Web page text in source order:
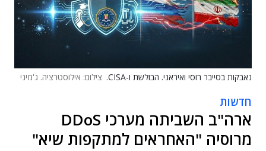
נאבקות בסייבר רוסי ואיראני. הבולשת ו-CISA. צילום: אילוסטרציה. ג'מיני
חדשות
ארה"ב השביתה מערכי DDoS
מרוסיה "האחראים למתקפות שיא"